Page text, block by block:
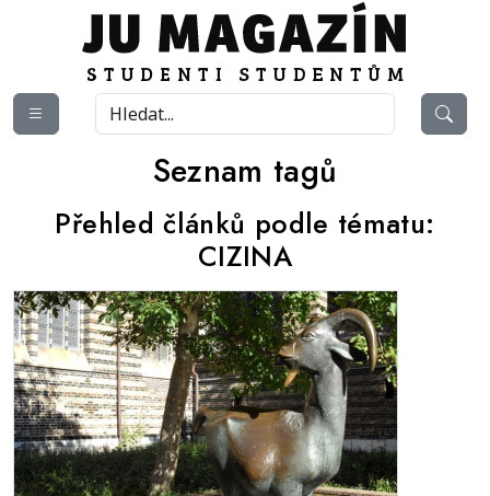
Seznam tagů
Přehled článků podle tématu:
CIZINA